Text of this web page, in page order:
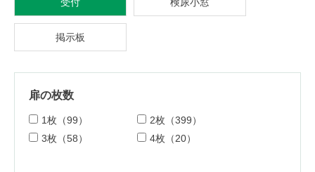
掲示板
扉の枚数
1枚（99）
2枚（399）
3枚（58）
4枚（20）